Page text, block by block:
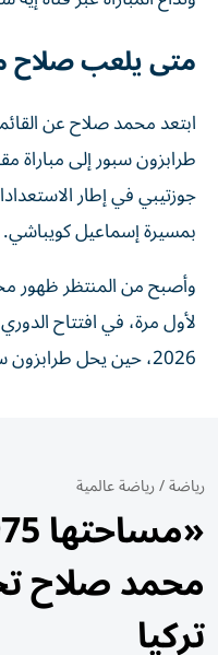
متى يلعب صلاح
ابتعد محمد صلاح عن
طرابزون سبور إلى مباراة
جوزتيبي في إطار
بمسيرة إسماعيل كويباشي.
وأصبح من المنتظر ظهور
2026، حين يحل طرابزون سبور ضيفاً على قاسم باشا.
رياضة/رياضة عالمية
محمد صلاح
تركيا